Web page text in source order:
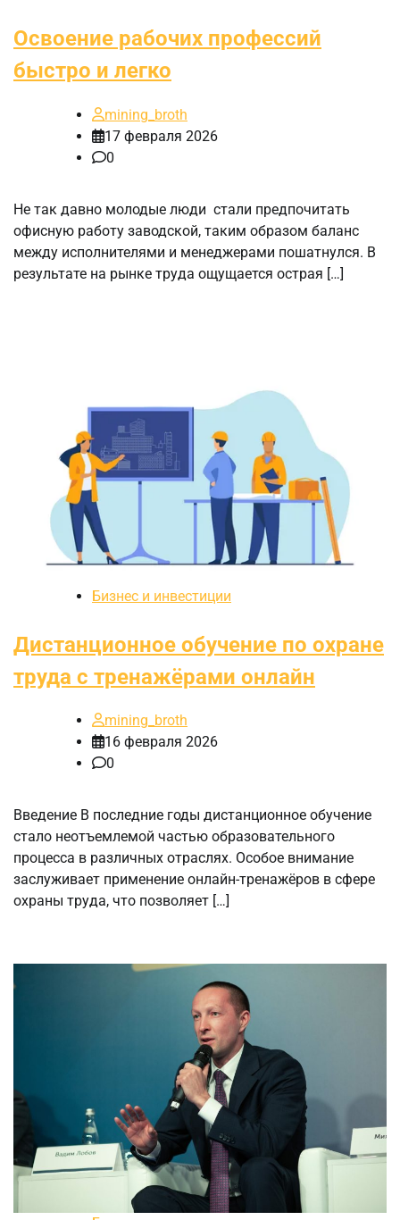
Освоение рабочих профессий
быстро и легко
mining_broth
17 февраля 2026
0
Не так давно молодые люди стали предпочитать
офисную работу заводской, таким образом баланс
между исполнителями и менеджерами пошатнулся. В
результате на рынке труда ощущается острая […]
Бизнес и инвестиции
Дистанционное обучение по охране
труда с тренажёрами онлайн
mining_broth
16 февраля 2026
0
Введение В последние годы дистанционное обучение
стало неотъемлемой частью образовательного
процесса в различных отраслях. Особое внимание
заслуживает применение онлайн-тренажёров в сфере
охраны труда, что позволяет […]